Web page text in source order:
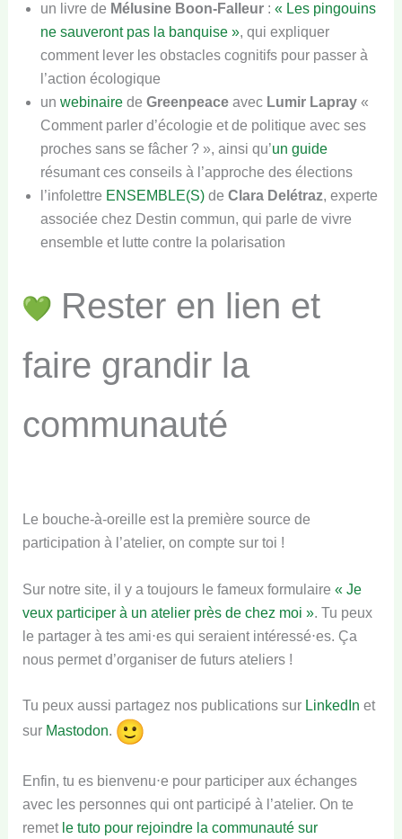
un livre de Mélusine Boon-Falleur: « Les pingouins
ne sauveront pas la banquise », qui expliquer
comment lever les obstacles cognitifs pour passer à
l’action écologique
un webinairede Greenpeaceavec Lumir Lapray«
Comment parler d’écologie et de politique avec ses
proches sans se fâcher ? », ainsi qu’un guide
résumant ces conseils à l’approche des élections
l’infolettre ENSEMBLE(S)de Clara Delétraz, experte
associée chez Destin commun, qui parle de vivre
ensemble et lutte contre la polarisation
Rester en lien et
faire grandir la
communauté
Le bouche-à-oreille est la première source de
participation à l’atelier, on compte sur toi !
Sur notre site, il y a toujours le fameux formulaire « Je
veux participer à un atelier près de chez moi ». Tu peux
le partager à tes ami⋅es qui seraient intéressé⋅es. Ça
nous permet d’organiser de futurs ateliers !
Tu peux aussi partagez nos publications sur LinkedIn et
sur Mastodon.
Enfin, tu es bienvenu⋅e pour participer aux échanges
avec les personnes qui ont participé à l’atelier. On te
remet le tuto pour rejoindre la communauté sur